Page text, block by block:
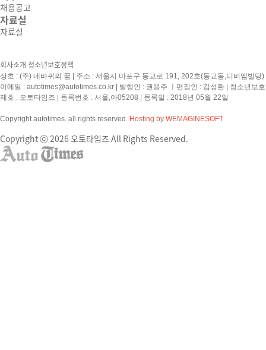
채용공고
자료실
자료실
회사소개 청소년보호정책
상호 : (주) 네바퀴의 꿈 | 주소 : 서울시 마포구 동교로 191, 202호(동교동,디비엠빌
이메일 : autotimes@autotimes.co.kr | 발행인 : 권용주 ㅣ편집인 : 김성환 | 청소년보
제호 : 오토타임즈 | 등록번호 : 서울,아05208 | 등록일 : 2018년 05월 22일
Copyright autotimes. all rights reserved. Hosting by WEMAGINESOFT
Copyright ⓒ 2026 오토타임즈 All Rights Reserved.